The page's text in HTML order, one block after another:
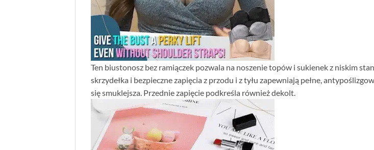
Ten biustonosz bez ramiączek pozwala na noszenie topów i sukienek z niskim
skrzydełka i bezpieczne zapięcia z przodu i z tyłu zapewniają pełne,
się smuklejsza. Przednie zapięcie podkreśla również dekolt.